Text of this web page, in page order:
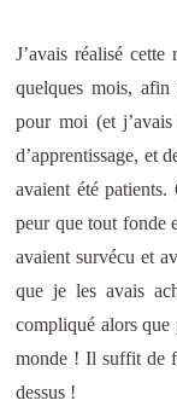
J’avais réalisé
quelques mois,
pour moi (et
d’apprentissage, et
avaient été patients.
peur que tout fonde
avaient survécu et
que je les avais
compliqué alors que
monde ! Il suffit de
dessus !